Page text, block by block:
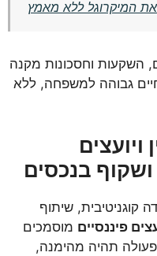
המיקרוגל ללא מאמץ
השקעות וחסכונות מקנה
גבוהה למשפחה, ללא
ויועצים
ושקוף בנכסים
קוגניטיבית, שיתוף
פיננסיים מוסמכים
תהיה מהימנה,